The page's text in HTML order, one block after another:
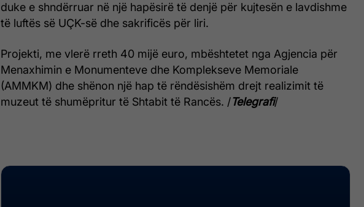
duke e shndërruar në një hapësirë të denjë për kujtesën e lavdishme
të luftës së UÇK-së dhe sakrificës për liri.
Projekti, me vlerë rreth 40 mijë euro, mbështetet nga Agjencia për
Menaxhimin e Monumenteve dhe Komplekseve Memoriale
(AMMKM) dhe shënon një hap të rëndësishëm drejt realizimit të
muzeut të shumëpritur të Shtabit të Rancës. /Telegrafi/